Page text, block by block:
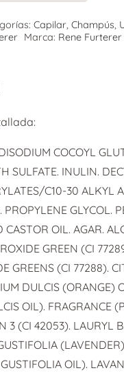
Capilar Champús
Marca: Rene Furterer
COCOYL
SULFATE. INULIN.
C10-30 ALKYL
PROPYLENE GLYCOL.
CASTOR OIL. AGAR.
GREEN (CI
GREENS (CI 77288).
DULCIS (ORANGE)
OIL). FRAGRANCE
3 (CI 42053). LAURYL
(LAVENDER)
OIL).